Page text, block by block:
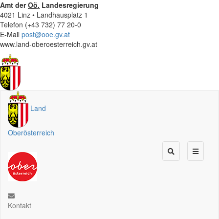
Amt derOö. Landesregierung
4021 Linz • Landhausplatz 1
Telefon (+43 732) 77 20-0
E-Mail post@ooe.gv.at
www.land-oberoesterreich.gv.at
Land
Oberösterreich
Kontakt